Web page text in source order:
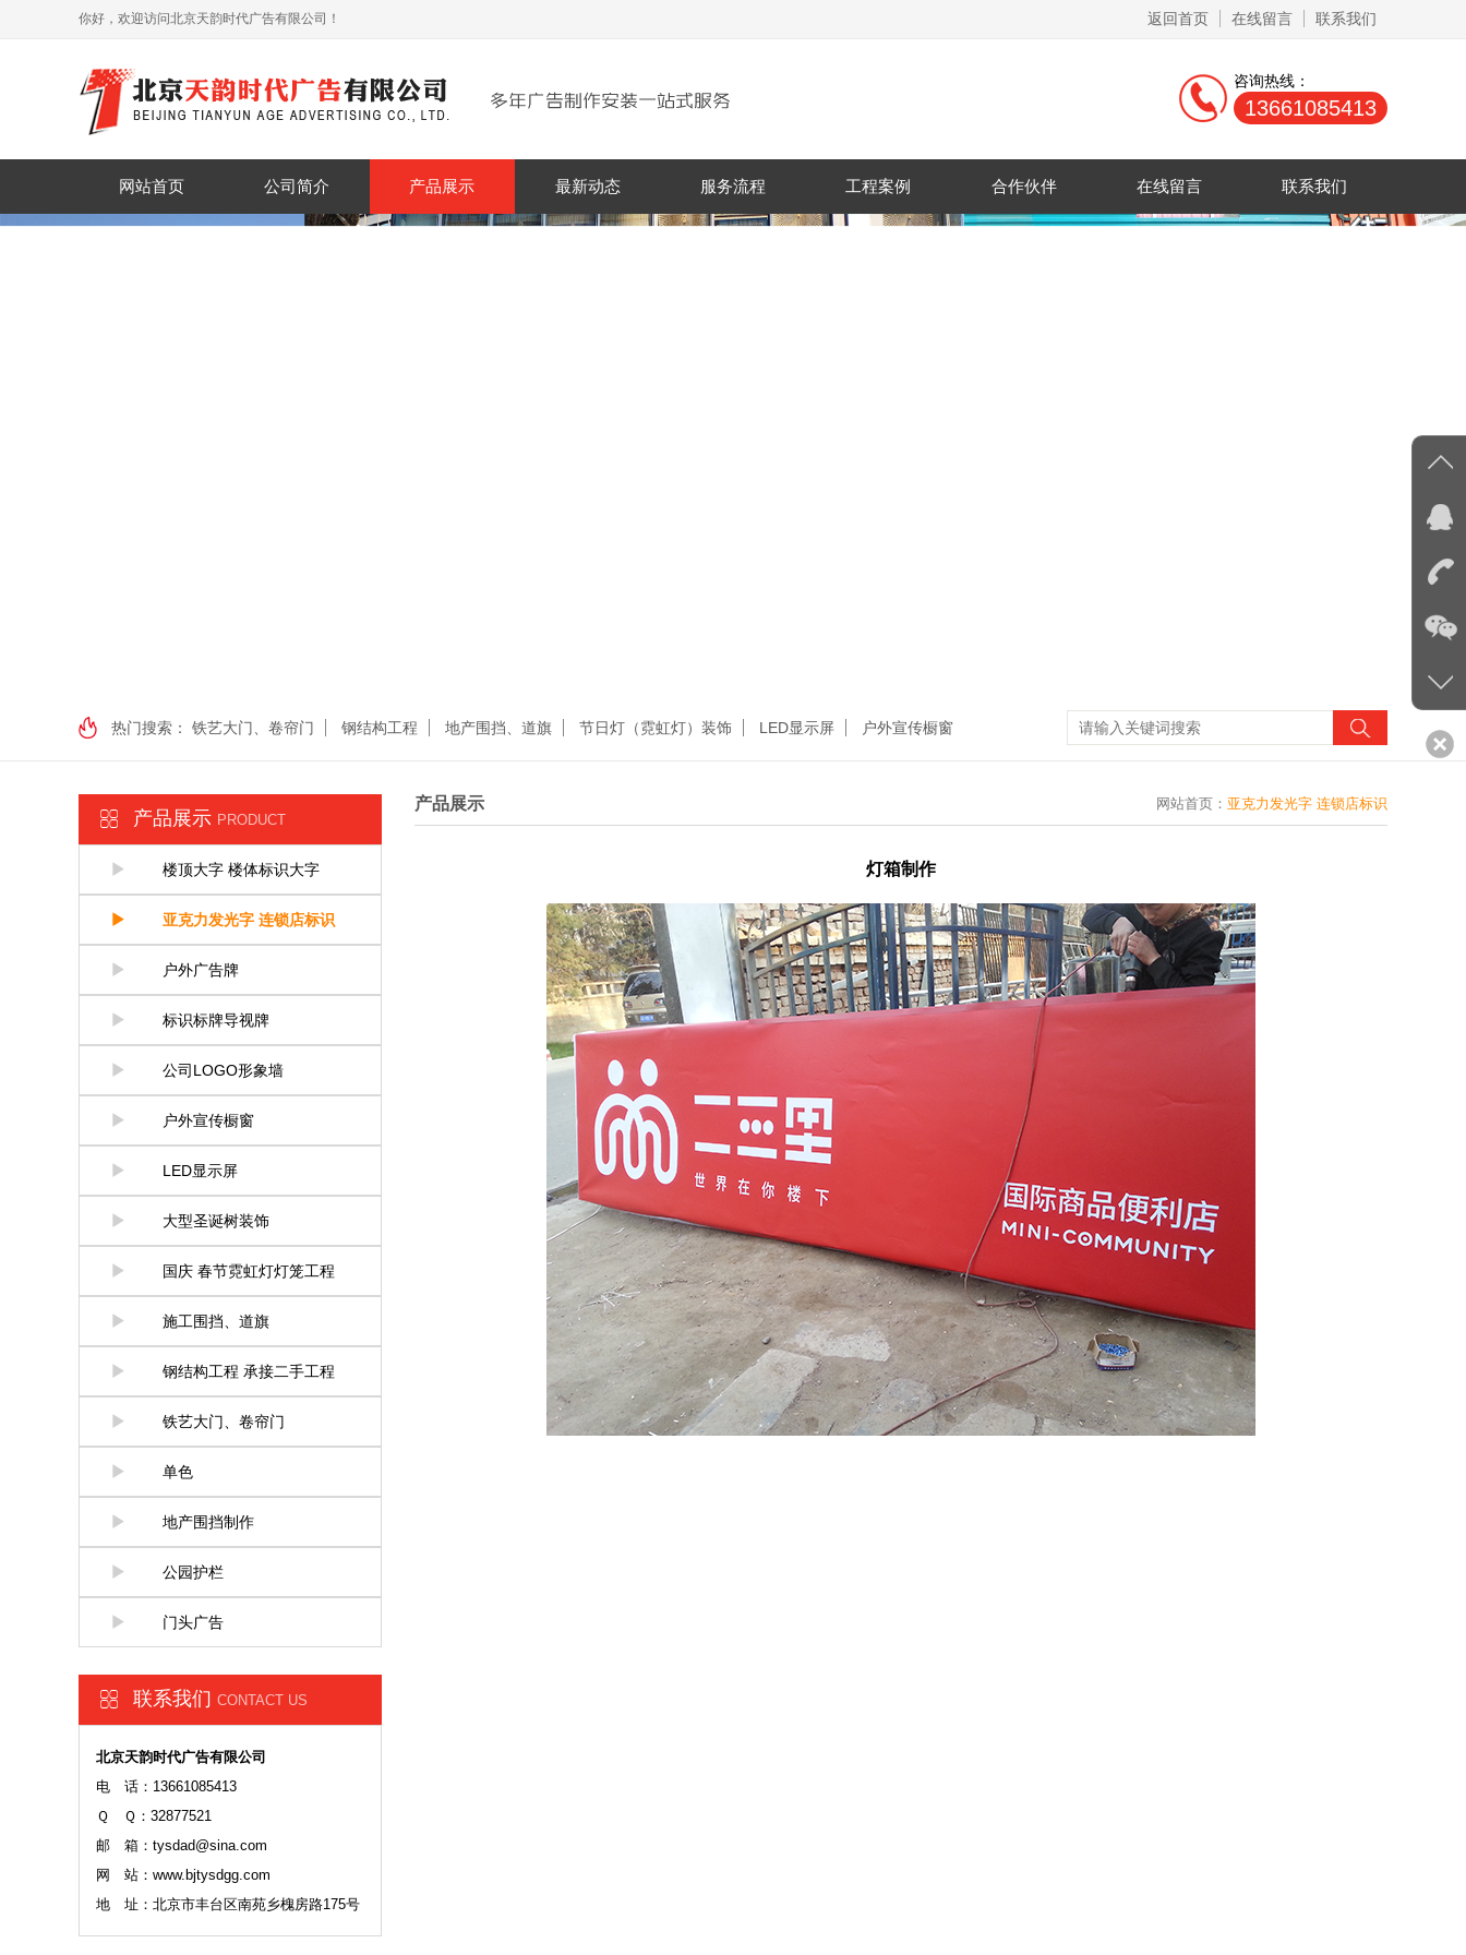
你好，欢迎访问北京天韵时代广告有限公司！ 返回首页 在线留言 联系我们
咨询热线：
13661085413
网站首页 公司简介 产品展示 最新动态 服务流程 工程案例 合作伙伴 在线留言 联系我们
热门搜索： 铁艺大门、卷帘门 钢结构工程 地产围挡、道旗 节日灯（霓虹灯）装饰 LED显示屏 户外宣传橱窗
产品展示 PRODUCT
楼顶大字 楼体标识大字
亚克力发光字 连锁店标识
户外广告牌
标识标牌导视牌
公司LOGO形象墙
户外宣传橱窗
LED显示屏
大型圣诞树装饰
国庆 春节霓虹灯灯笼工程
施工围挡、道旗
钢结构工程 承接二手工程
铁艺大门、卷帘门
单色
地产围挡制作
公园护栏
门头广告
联系我们 CONTACT US
北京天韵时代广告有限公司
电 话：13661085413
Ｑ Ｑ：32877521
邮 箱：tysdad@sina.com
网 站：www.bjtysdgg.com
地 址：北京市丰台区南苑乡槐房路175号
产品展示 网站首页 ： 亚克力发光字 连锁店标识
灯箱制作